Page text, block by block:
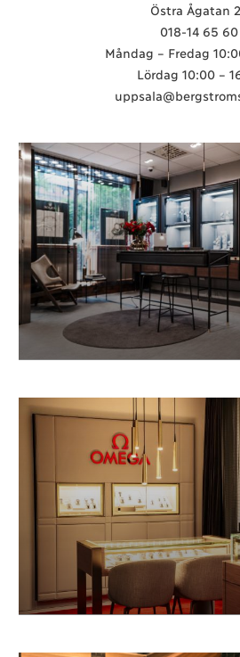
Östra Ågatan
018-14 65 60
Måndag – Fredag
Lördag 10:00 –